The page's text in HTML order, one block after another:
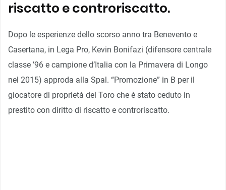
riscatto e controriscatto.
Dopo le esperienze dello scorso anno tra Benevento e
Casertana, in Lega Pro, Kevin Bonifazi (difensore centrale
classe ’96 e campione d’Italia con la Primavera di Longo
nel 2015) approda alla Spal. “Promozione” in B per il
giocatore di proprietà del Toro che è stato ceduto in
prestito con diritto di riscatto e controriscatto.